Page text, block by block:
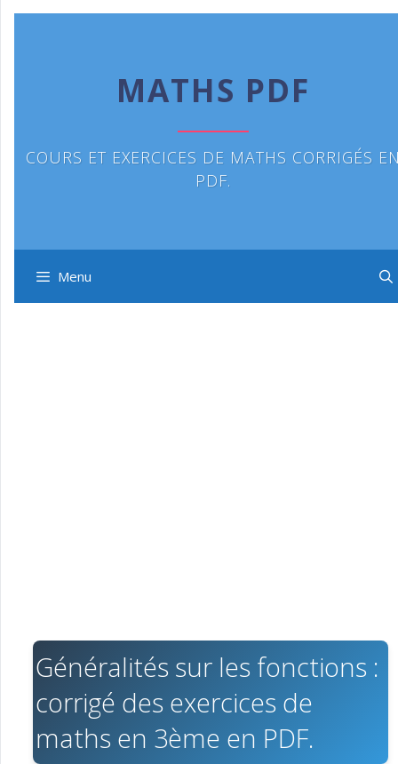
MATHS PDF
COURS ET EXERCICES DE MATHS CORRIGÉS
PDF.
Menu
Généralités sur les fonctions :
corrigé des exercices de
maths en 3ème en PDF.